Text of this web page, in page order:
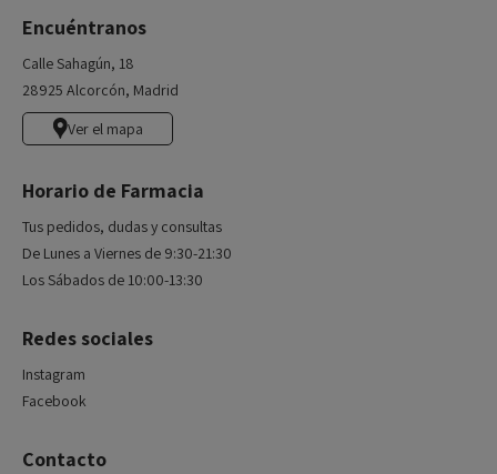
Encuéntranos
Calle Sahagún, 18
28925 Alcorcón, Madrid
Ver el mapa
Horario de Farmacia
Tus pedidos, dudas y consultas
De Lunes a Viernes de 9:30-21:30
Los Sábados de 10:00-13:30
Redes sociales
Instagram
Facebook
Contacto